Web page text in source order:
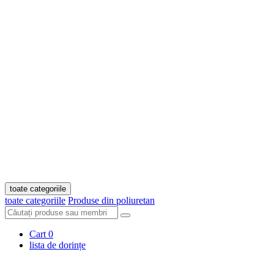
toate categoriile
toate categoriile Produse din poliuretan
Cart 0
lista de dorințe